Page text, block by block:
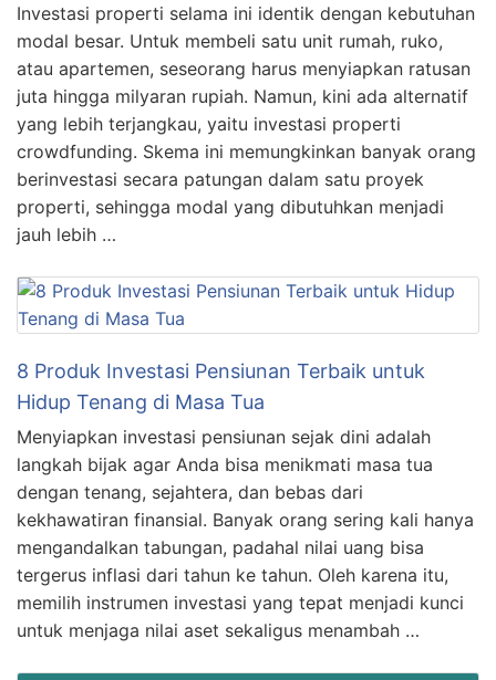
Investasi properti selama ini identik dengan kebutuhan
modal besar. Untuk membeli satu unit rumah, ruko,
atau apartemen, seseorang harus menyiapkan ratusan
juta hingga milyaran rupiah. Namun, kini ada alternatif
yang lebih terjangkau, yaitu investasi properti
crowdfunding. Skema ini memungkinkan banyak orang
berinvestasi secara patungan dalam satu proyek
properti, sehingga modal yang dibutuhkan menjadi
jauh lebih …
8 Produk Investasi Pensiunan Terbaik untuk
Hidup Tenang di Masa Tua
Menyiapkan investasi pensiunan sejak dini adalah
langkah bijak agar Anda bisa menikmati masa tua
dengan tenang, sejahtera, dan bebas dari
kekhawatiran finansial. Banyak orang sering kali hanya
mengandalkan tabungan, padahal nilai uang bisa
tergerus inflasi dari tahun ke tahun. Oleh karena itu,
memilih instrumen investasi yang tepat menjadi kunci
untuk menjaga nilai aset sekaligus menambah …